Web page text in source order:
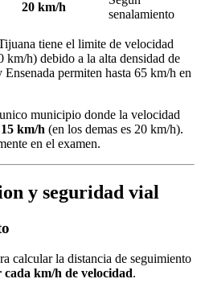
20 km/h
senalamiento
tiene el limite de velocidad
km/h) debido a la alta densidad de
permiten hasta 65 km/h en
municipio donde la velocidad
15 km/h (en los demas es 20 km/h).
en el examen.
y seguridad vial
calcular la distancia de seguimiento
cada km/h de velocidad.